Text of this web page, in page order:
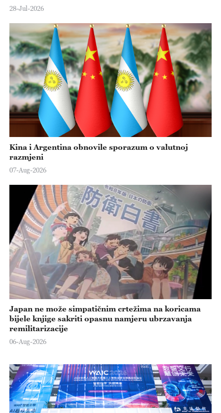
28-Jul-2026
Kina i Argentina obnovile sporazum o valutnoj
razmjeni
07-Aug-2026
Japan ne može simpatičnim crtežima na koricama
bijele knjige sakriti opasnu namjeru ubrzavanja
remilitarizacije
06-Aug-2026